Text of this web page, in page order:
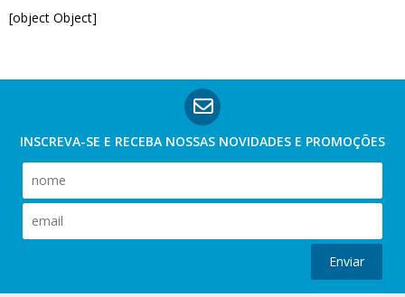
[object Object]
INSCREVA-SE E RECEBA NOSSAS NOVIDADES E PROMOÇÕES
Enviar